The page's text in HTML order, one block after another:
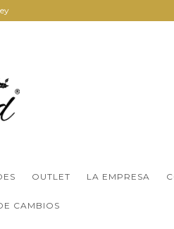
OUTLET LA EMPRESA
CAMBIOS